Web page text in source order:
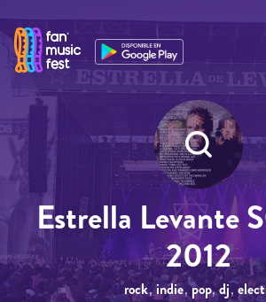
Estrella Levante
2012
rock,indie,pop,dj,